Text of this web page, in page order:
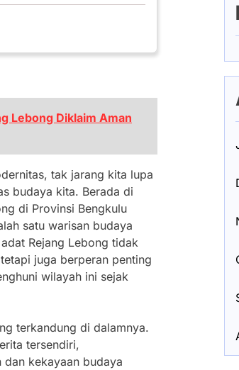
Lebong Diklaim Aman
tak jarang kita lupa
budaya kita. Berada di
di Provinsi Bengkulu
satu warisan budaya
Rejang Lebong tidak
juga berperan penting
wilayah ini sejak
terkandung di dalamnya.
tersendiri,
dan kekayaan budaya